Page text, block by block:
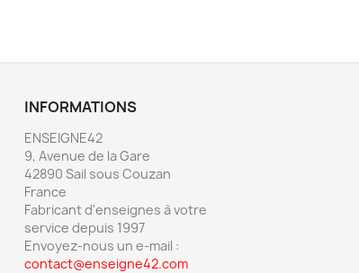
INFORMATIONS
ENSEIGNE42
9, Avenue de la Gare
42890 Sail sous Couzan
France
Fabricant d'enseignes à votre
service depuis 1997
Envoyez-nous un e-mail :
contact@enseigne42.com